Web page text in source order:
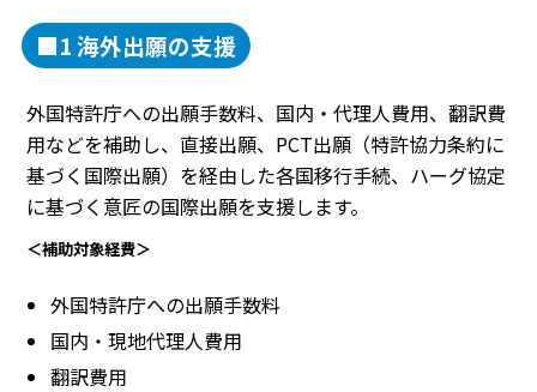
■1 海外出願の支援
外国特許庁への出願手数料、国内・代理人費用、翻訳費
用などを補助し、直接出願、PCT出願（特許協力条約に
基づく国際出願）を経由した各国移行手続、ハーグ協定
に基づく意匠の国際出願を支援します。
＜補助対象経費＞
外国特許庁への出願手数料
国内・現地代理人費用
翻訳費用